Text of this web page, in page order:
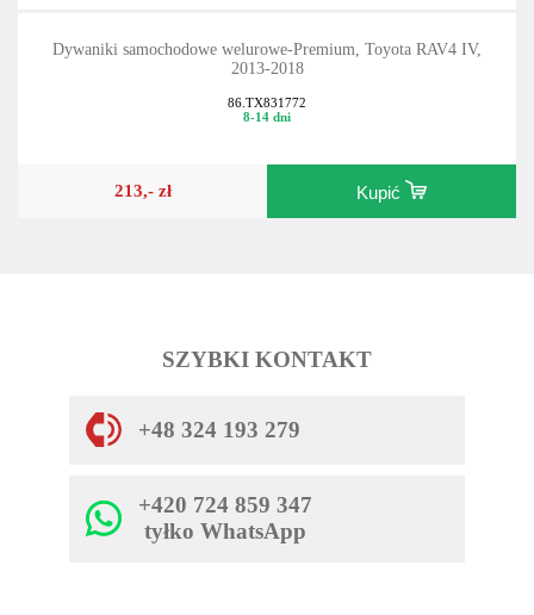
Dywaniki samochodowe welurowe-Premium, Toyota RAV4 IV,
2013-2018
86.TX831772
8-14 dni
213,- zł Kupić
SZYBKI KONTAKT
+48 324 193 279
+420 724 859 347
tyłko WhatsApp